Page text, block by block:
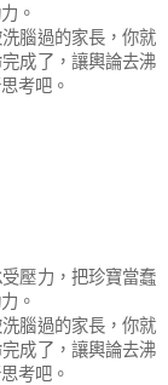
。
腦過的家長，你就
成了，讓輿論去沸
考吧。
壓力，把珍寶當蠢
。
腦過的家長，你就
成了，讓輿論去沸
考吧。